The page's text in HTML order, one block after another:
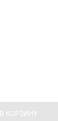
В КОРЗИНУ